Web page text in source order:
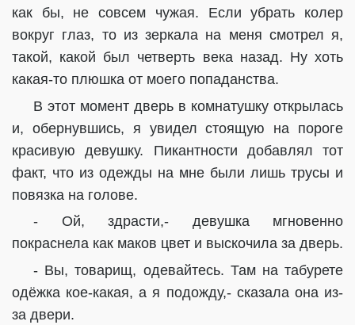
как бы, не совсем чужая. Если убрать колер
вокруг глаз, то из зеркала на меня смотрел я,
такой, какой был четверть века назад. Ну хоть
какая-то плюшка от моего попаданства.
В этот момент дверь в комнатушку открылась
и, обернувшись, я увидел стоящую на пороге
красивую девушку. Пикантности добавлял тот
факт, что из одежды на мне были лишь трусы и
повязка на голове.
- Ой, здрасти,- девушка мгновенно
покраснела как маков цвет и выскочила за дверь.
- Вы, товарищ, одевайтесь. Там на табурете
одёжка кое-какая, а я подожду,- сказала она из-
за двери.